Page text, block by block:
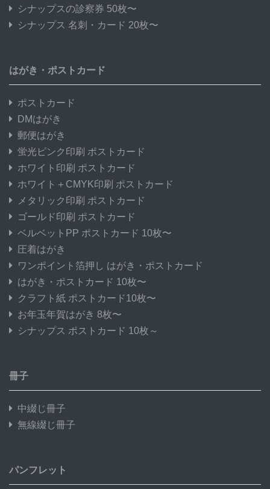
シナップスの診察券 50枚〜
シナップス 名刺・カード 20枚〜
はがき・ポストカード
ポストカード
DMはがき
郵便はがき
蛍光ピンク印刷 ポストカード
ホワイト印刷 ポストカード
ホワイト＋CMYK印刷 ポストカード
メタリック印刷 ポストカード
ゴールド印刷 ポストカード
ベルベットPP ポストカード 10枚〜
圧着はがき
ワンポイント箔押し はがき・ポストカード
はがき・ポストカード 10枚〜
クラフト紙 ポストカード10枚〜
お年玉年賀はがき 8枚〜
シナップス ポストカード 10枚～
冊子
中綴じ冊子
無線綴じ冊子
パンフレット